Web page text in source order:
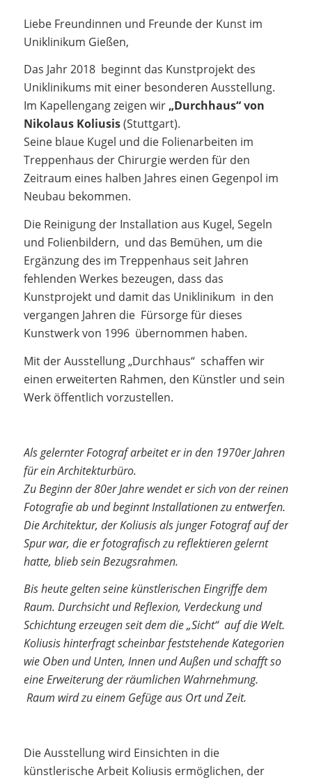
Liebe Freundinnen und Freunde der Kunst im
Uniklinikum Gießen,
Das Jahr 2018 beginnt das Kunstprojekt des
Uniklinikums mit einer besonderen Ausstellung.
Im Kapellengang zeigen wir „Durchhaus“ von
Nikolaus Koliusis(Stuttgart).
Seine blaue Kugel und die Folienarbeiten im
Treppenhaus der Chirurgie werden für den
Zeitraum eines halben Jahres einen Gegenpol im
Neubau bekommen.
Die Reinigung der Installation aus Kugel, Segeln
und Folienbildern, und das Bemühen, um die
Ergänzung des im Treppenhaus seit Jahren
fehlenden Werkes bezeugen, dass das
Kunstprojekt und damit das Uniklinikum in den
vergangen Jahren die Fürsorge für dieses
Kunstwerk von 1996 übernommen haben.
Mit der Ausstellung „Durchhaus“ schaffen wir
einen erweiterten Rahmen, den Künstler und sein
Werk öffentlich vorzustellen.
Als gelernter Fotograf arbeitet er in den 1970er Jahren
für ein Architekturbüro.
Zu Beginn der 80er Jahre wendet er sich von der reinen
Fotografie ab und beginnt Installationen zu entwerfen.
Die Architektur, der Koliusis als junger Fotograf auf der
Spur war, die er fotografisch zu reflektieren gelernt
hatte, blieb sein Bezugsrahmen.
Bis heute gelten seine künstlerischen Eingriffe dem
Raum. Durchsicht und Reflexion, Verdeckung und
Schichtung erzeugen seit dem die „Sicht“ auf die Welt.
Koliusis hinterfragt scheinbar feststehende Kategorien
wie Oben und Unten, Innen und Außen und schafft so
eine Erweiterung der räumlichen Wahrnehmung.
Raum wird zu einem Gefüge aus Ort und Zeit.
Die Ausstellung wird Einsichten in die
künstlerische Arbeit Koliusis ermöglichen, der